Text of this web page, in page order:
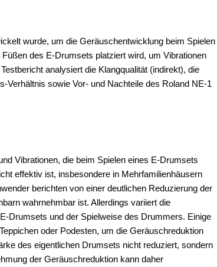
wurde, um die Geräuschentwicklung beim Spielen
des E-Drumsets platziert wird, um Vibrationen
analysiert die Klangqualität (indirekt), die
Verhältnis sowie Vor- und Nachteile des Roland NE-1
Vibrationen, die beim Spielen eines E-Drumsets
effektiv ist, insbesondere in Mehrfamilienhäusern
berichten von einer deutlichen Reduzierung der
wahrnehmbar ist. Allerdings variiert die
Drumsets und der Spielweise des Drummers. Einige
oder Podesten, um die Geräuschreduktion
des eigentlichen Drumsets nicht reduziert, sondern
der Geräuschreduktion kann daher